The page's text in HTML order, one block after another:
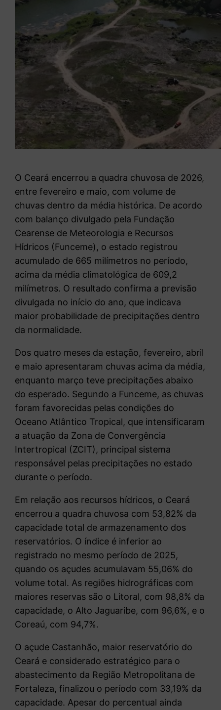
O Ceará encerrou a quadra chuvosa de 2026,
entre fevereiro e maio, com volume de
chuvas dentro da média histórica. De acordo
com balanço divulgado pela Fundação
Cearense de Meteorologia e Recursos
Hídricos (Funceme), o estado registrou
acumulado de 665 milímetros no período,
acima da média climatológica de 609,2
milímetros. O resultado confirma a previsão
divulgada no início do ano, que indicava
maior probabilidade de precipitações dentro
da normalidade.
Dos quatro meses da estação, fevereiro, abril
e maio apresentaram chuvas acima da média,
enquanto março teve precipitações abaixo
do esperado. Segundo a Funceme, as chuvas
foram favorecidas pelas condições do
Oceano Atlântico Tropical, que intensificaram
a atuação da Zona de Convergência
Intertropical (ZCIT), principal sistema
responsável pelas precipitações no estado
durante o período.
Em relação aos recursos hídricos, o Ceará
encerrou a quadra chuvosa com 53,82% da
capacidade total de armazenamento dos
reservatórios. O índice é inferior ao
registrado no mesmo período de 2025,
quando os açudes acumulavam 55,06% do
volume total. As regiões hidrográficas com
maiores reservas são o Litoral, com 98,8% da
capacidade, o Alto Jaguaribe, com 96,6%, e o
Coreaú, com 94,7%.
O açude Castanhão, maior reservatório do
Ceará e considerado estratégico para o
abastecimento da Região Metropolitana de
Fortaleza, finalizou o período com 33,19% da
capacidade. Apesar do percentual ainda